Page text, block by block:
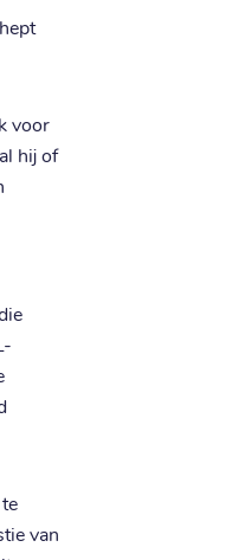
voor
hij of
van